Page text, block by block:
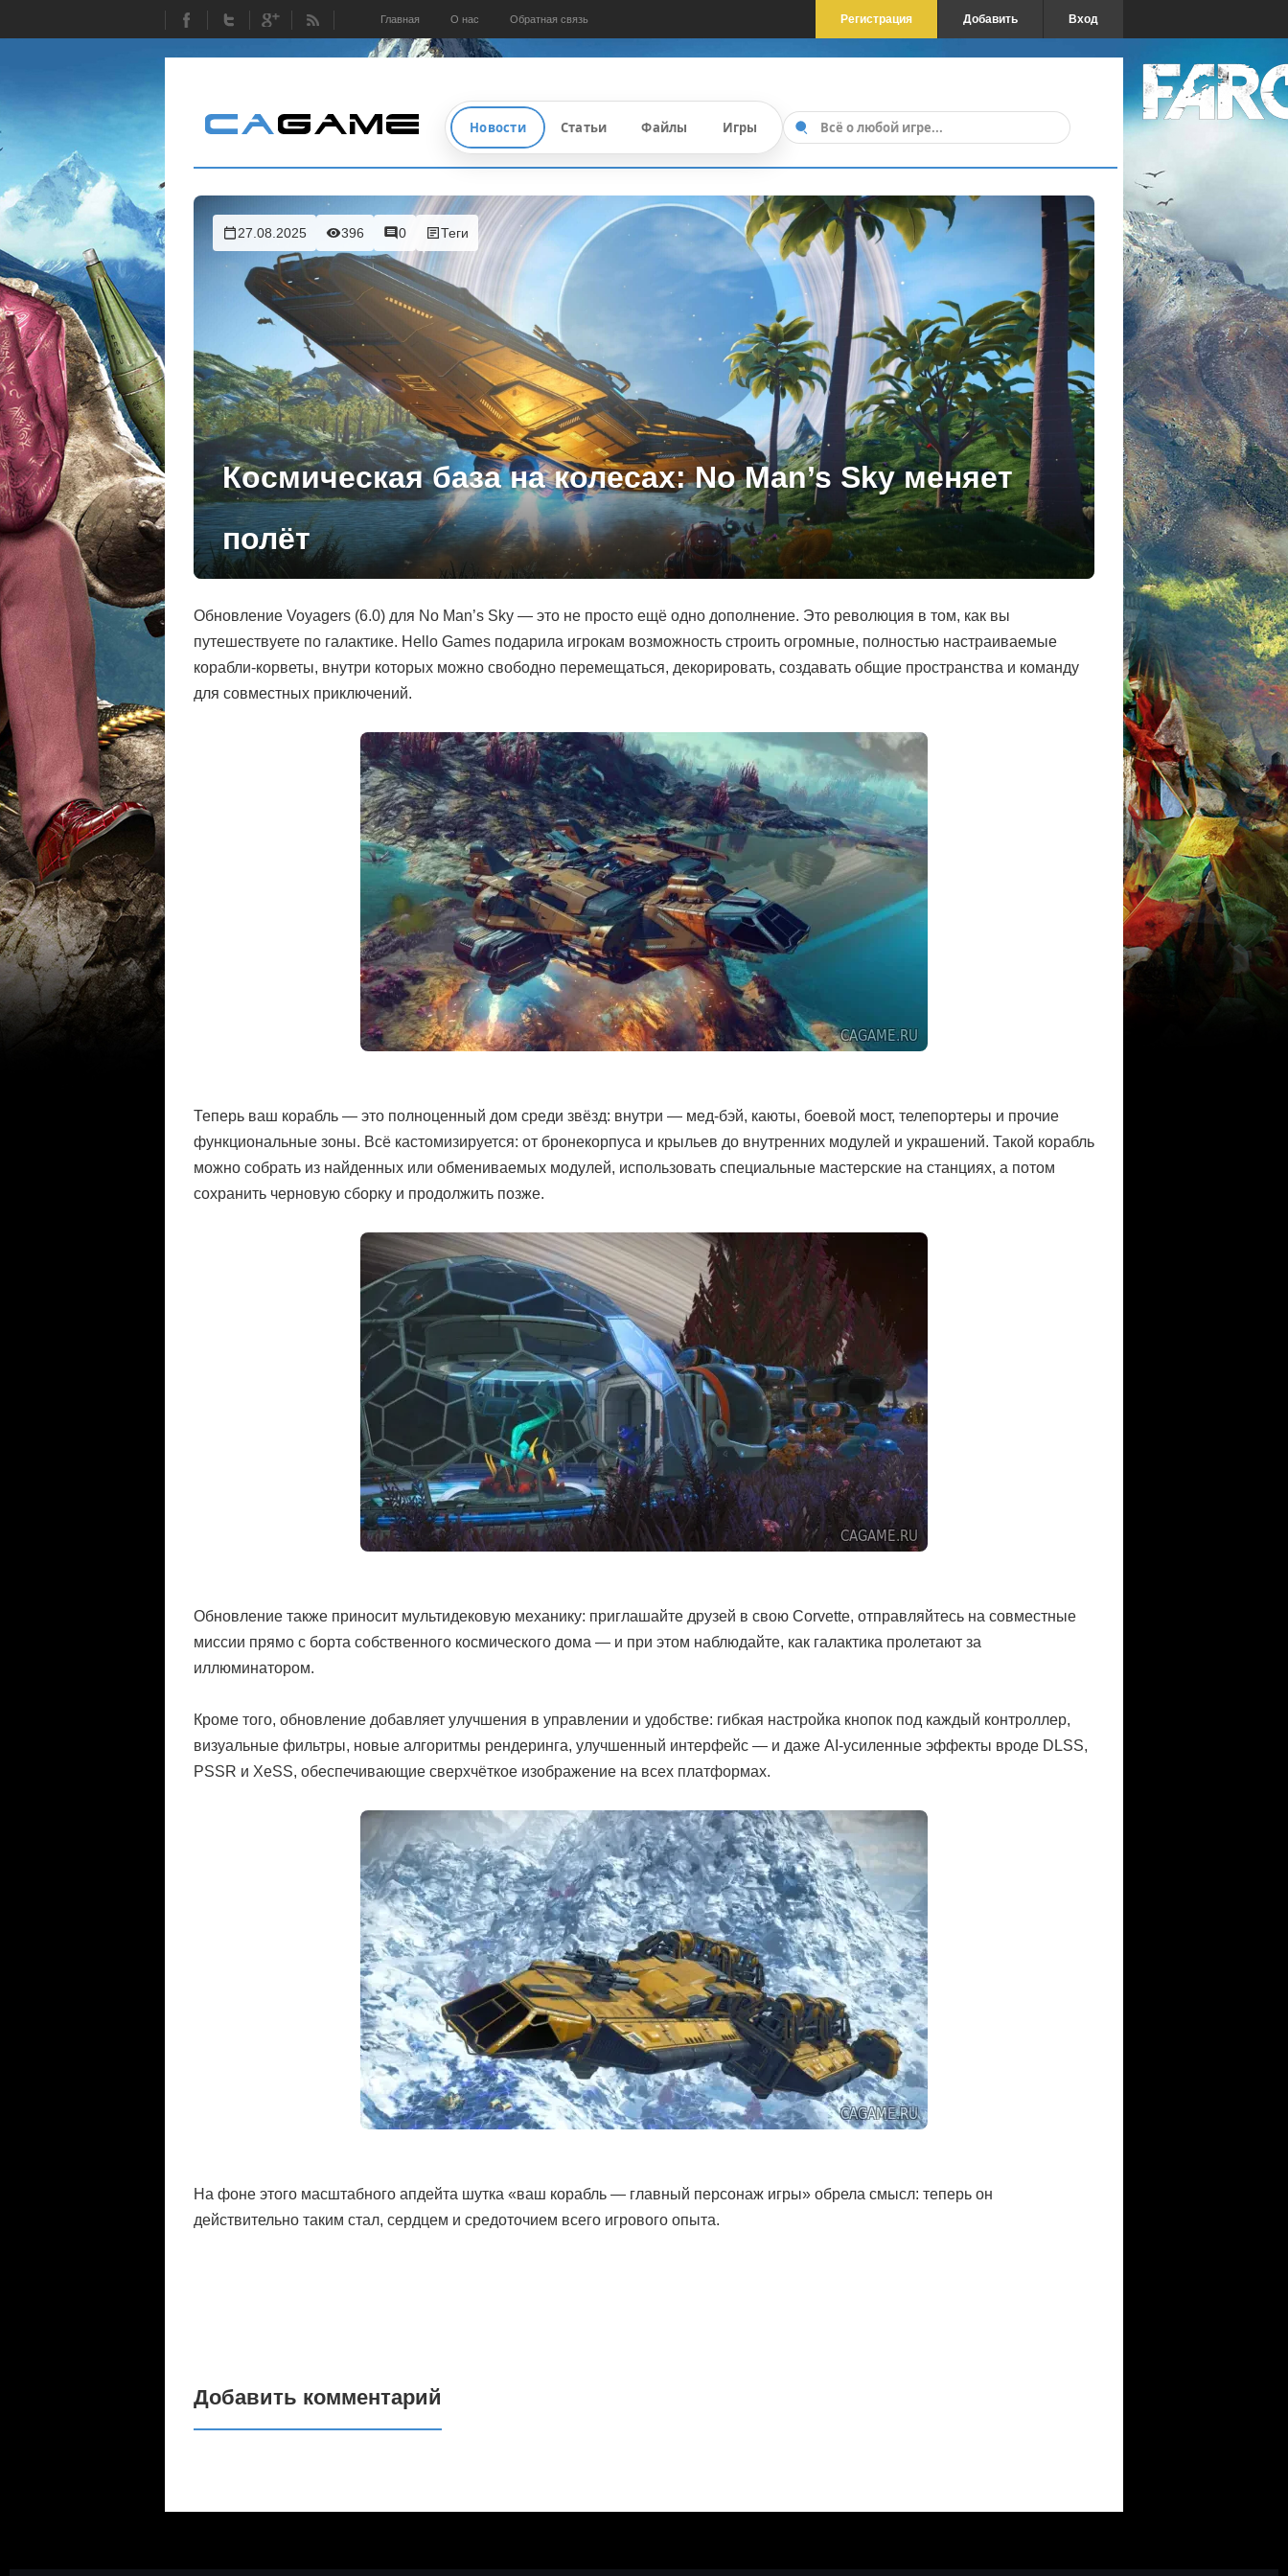
Новости Статьи Файлы Игры
27.08.2025 396 0 Теги
Космическая база на колесах: No Man’s Sky меняет
полёт
Обновление Voyagers (6.0) для No Man’s Sky — это не просто ещё одно дополнение. Это революция в том, как вы
путешествуете по галактике. Hello Games подарила игрокам возможность строить огромные, полностью настраиваемые
корабли-корветы, внутри которых можно свободно перемещаться, декорировать, создавать общие пространства и команду
для совместных приключений.
Теперь ваш корабль — это полноценный дом среди звёзд: внутри — мед-бэй, каюты, боевой мост, телепортеры и прочие
функциональные зоны. Всё кастомизируется: от бронекорпуса и крыльев до внутренних модулей и украшений. Такой корабль
можно собрать из найденных или обмениваемых модулей, использовать специальные мастерские на станциях, а потом
сохранить черновую сборку и продолжить позже.
Обновление также приносит мультидековую механику: приглашайте друзей в свою Corvette, отправляйтесь на совместные
миссии прямо с борта собственного космического дома — и при этом наблюдайте, как галактика пролетают за
иллюминатором.
Кроме того, обновление добавляет улучшения в управлении и удобстве: гибкая настройка кнопок под каждый контроллер,
визуальные фильтры, новые алгоритмы рендеринга, улучшенный интерфейс — и даже AI-усиленные эффекты вроде DLSS,
PSSR и XeSS, обеспечивающие сверхчёткое изображение на всех платформах.
На фоне этого масштабного апдейта шутка «ваш корабль — главный персонаж игры» обрела смысл: теперь он
действительно таким стал, сердцем и средоточием всего игрового опыта.
Добавить комментарий
Главная О нас Обратная связь Регистрация Добавить Вход